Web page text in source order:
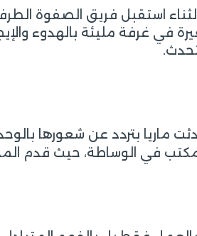
استقبل فريق الصفوة
في غرفة مليئة بالهدوء
ماريا بتردد عن شعورها
في الوساطة، حيث قدم